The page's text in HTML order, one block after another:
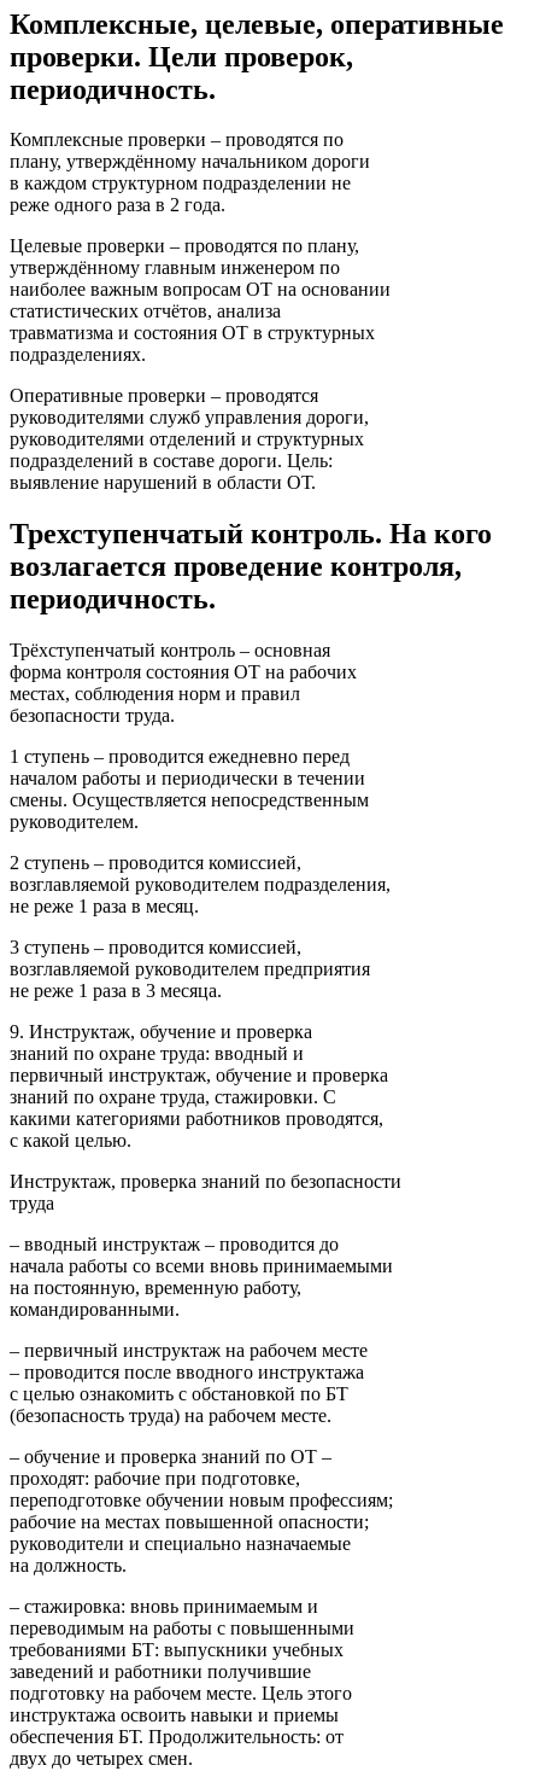
Комплексные, целевые, оперативные
проверки. Цели проверок,
периодичность.
Комплексные проверки – проводятся по
плану, утверждённому начальником дороги
в каждом структурном подразделении не
реже одного раза в 2 года.
Целевые проверки – проводятся по плану,
утверждённому главным инженером по
наиболее важным вопросам ОТ на основании
статистических отчётов, анализа
травматизма и состояния ОТ в структурных
подразделениях.
Оперативные проверки – проводятся
руководителями служб управления дороги,
руководителями отделений и структурных
подразделений в составе дороги. Цель:
выявление нарушений в области ОТ.
Трехступенчатый контроль. На кого
возлагается проведение контроля,
периодичность.
Трёхступенчатый контроль – основная
форма контроля состояния ОТ на рабочих
местах, соблюдения норм и правил
безопасности труда.
1 ступень – проводится ежедневно перед
началом работы и периодически в течении
смены. Осуществляется непосредственным
руководителем.
2 ступень – проводится комиссией,
возглавляемой руководителем подразделения,
не реже 1 раза в месяц.
3 ступень – проводится комиссией,
возглавляемой руководителем предприятия
не реже 1 раза в 3 месяца.
9. Инструктаж, обучение и проверка
знаний по охране труда: вводный и
первичный инструктаж, обучение и проверка
знаний по охране труда, стажировки. С
какими категориями работников проводятся,
с какой целью.
Инструктаж, проверка знаний по безопасности
труда
– вводный инструктаж – проводится до
начала работы со всеми вновь принимаемыми
на постоянную, временную работу,
командированными.
– первичный инструктаж на рабочем месте
– проводится после вводного инструктажа
с целью ознакомить с обстановкой по БТ
(безопасность труда) на рабочем месте.
– обучение и проверка знаний по ОТ –
проходят: рабочие при подготовке,
переподготовке обучении новым профессиям;
рабочие на местах повышенной опасности;
руководители и специально назначаемые
на должность.
– стажировка: вновь принимаемым и
переводимым на работы с повышенными
требованиями БТ: выпускники учебных
заведений и работники получившие
подготовку на рабочем месте. Цель этого
инструктажа освоить навыки и приемы
обеспечения БТ. Продолжительность: от
двух до четырех смен.